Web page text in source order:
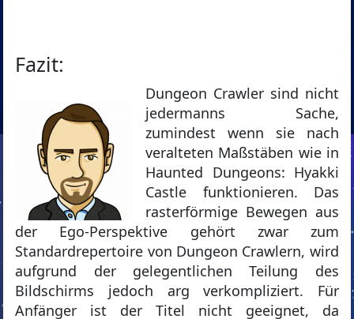
Fazit:
Dungeon Crawler sind nicht
jedermanns Sache,
zumindest wenn sie nach
veralteten Maßstäben wie in
Haunted Dungeons: Hyakki
Castle funktionieren. Das
rasterförmige Bewegen aus
der Ego-Perspektive gehört zwar zum
Standardrepertoire von Dungeon Crawlern, wird
aufgrund der gelegentlichen Teilung des
Bildschirms jedoch arg verkompliziert. Für
Anfänger ist der Titel nicht geeignet, da